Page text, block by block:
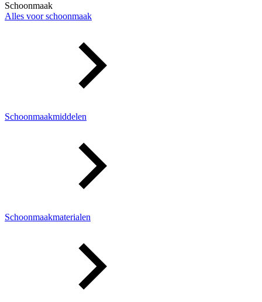
Schoonmaak
Alles voor schoonmaak
Schoonmaakmiddelen
Schoonmaakmaterialen